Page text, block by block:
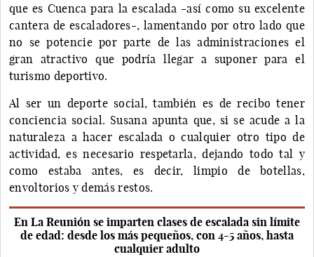
que es Cuenca para la escalada -así como su excelente
cantera de escaladores-, lamentando por otro lado que
no se potencie por parte de las administraciones el
gran atractivo que podría llegar a suponer para el
turismo deportivo.
Al ser un deporte social, también es de recibo tener
conciencia social. Susana apunta que, si se acude a la
naturaleza a hacer escalada o cualquier otro tipo de
actividad, es necesario respetarla, dejando todo tal y
como estaba antes, es decir, limpio de botellas,
envoltorios y demás restos.
En La Reunión se imparten clases de escalada sin límite
de edad: desde los más pequeños, con 4-5 años, hasta
cualquier adulto